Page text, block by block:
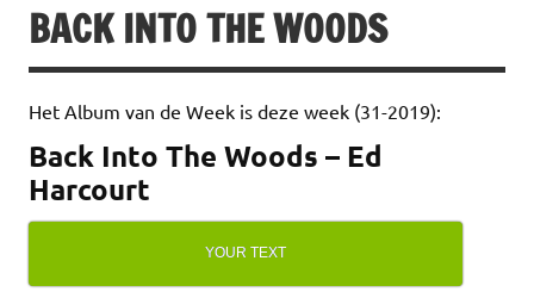
BACK INTO THE WOODS
Het Album van de Week is deze week (31-2019):
Back Into The Woods – Ed
Harcourt
YOUR TEXT